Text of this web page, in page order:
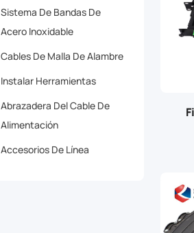
Sistema De Bandas De
Acero Inoxidable
Cables De Malla De Alambre
Instalar Herramientas
Abrazadera Del Cable De
Alimentación
Accesorios De Línea